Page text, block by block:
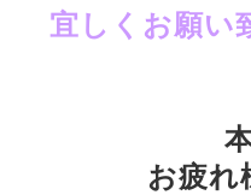
宜しくお願い
お疲れ